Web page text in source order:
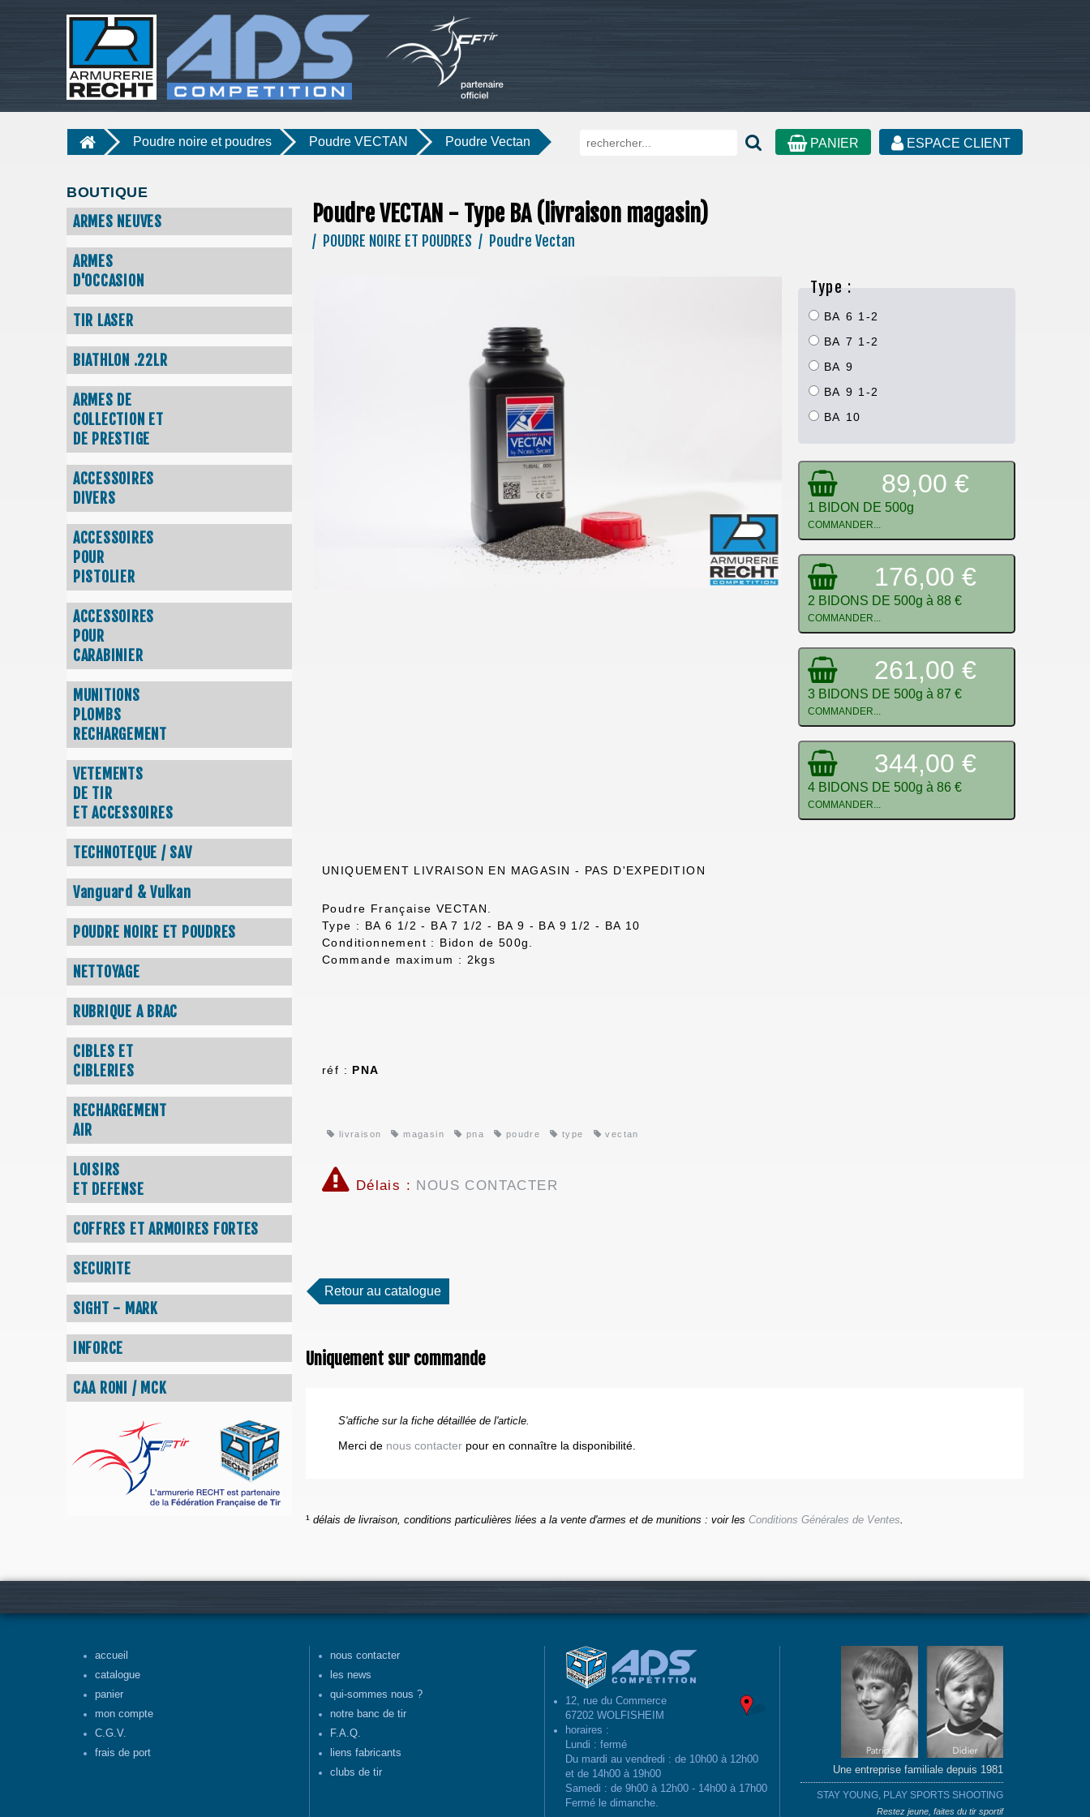
PANIER ESPACE CLIENT
Poudre noire et poudres Poudre VECTAN Poudre Vectan
BOUTIQUE
ARMES NEUVES
ARMES
D'OCCASION
TIR LASER
BIATHLON .22LR
ARMES DE
COLLECTION ET
DE PRESTIGE
ACCESSOIRES
DIVERS
ACCESSOIRES
POUR
PISTOLIER
ACCESSOIRES
POUR
CARABINIER
MUNITIONS
PLOMBS
RECHARGEMENT
VETEMENTS
DE TIR
ET ACCESSOIRES
TECHNOTEQUE / SAV
Vanguard & Vulkan
POUDRE NOIRE ET POUDRES
NETTOYAGE
RUBRIQUE A BRAC
CIBLES ET
CIBLERIES
RECHARGEMENT
AIR
LOISIRS
ET DEFENSE
COFFRES ET ARMOIRES FORTES
SECURITE
SIGHT - MARK
INFORCE
CAA RONI / MCK
Poudre VECTAN - Type BA (livraison magasin)
/ POUDRE NOIRE ET POUDRES / Poudre Vectan
Type :
BA 6 1-2
BA 7 1-2
BA 9
BA 9 1-2
BA 10
89,00 €
1 BIDON DE 500g
COMMANDER...
176,00 €
2 BIDONS DE 500g à 88 €
COMMANDER...
261,00 €
3 BIDONS DE 500g à 87 €
COMMANDER...
344,00 €
4 BIDONS DE 500g à 86 €
COMMANDER...
UNIQUEMENT LIVRAISON EN MAGASIN - PAS D'EXPEDITION
Poudre Française VECTAN.
Type : BA 6 1/2 - BA 7 1/2 - BA 9 - BA 9 1/2 - BA 10
Conditionnement : Bidon de 500g.
Commande maximum : 2kgs
réf : PNA
livraison magasin pna poudre type vectan
Délais : NOUS CONTACTER
Retour au catalogue
Uniquement sur commande
S'affiche sur la fiche détaillée de l'article.
Merci de nous contacter pour en connaître la disponibilité.
¹ délais de livraison, conditions particulières liées a la vente d'armes et de munitions : voir les Conditions Générales de Ventes.
accueil
catalogue
panier
mon compte
C.G.V.
frais de port
nous contacter
les news
qui-sommes nous ?
notre banc de tir
F.A.Q.
liens fabricants
clubs de tir
12, rue du Commerce
67202 WOLFISHEIM
horaires :
Lundi : fermé
Du mardi au vendredi : de 10h00 à 12h00
et de 14h00 à 19h00
Samedi : de 9h00 à 12h00 - 14h00 à 17h00
Fermé le dimanche.
Une entreprise familiale depuis 1981
STAY YOUNG, PLAY SPORTS SHOOTING
Restez jeune, faites du tir sportif